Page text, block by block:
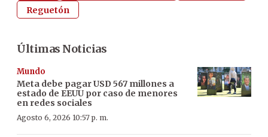
Reguetón
Últimas Noticias
Mundo
Meta debe pagar USD 567 millones a
estado de EEUU por caso de menores
en redes sociales
Agosto 6, 2026 10:57 p. m.